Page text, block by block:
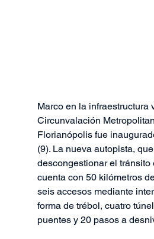
Marco en la infraestructura
Circunvalación
Florianópolis fue
(9). La nueva autopista,
descongestionar el tránsito
cuenta con 50 kilómetros
seis accesos mediante
forma de trébol, cuatro
puentes y 20 pasos a